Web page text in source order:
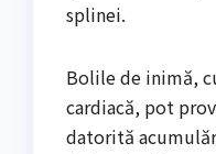
splinei.
Bolile de inimă,
cardiacă, pot
datorită